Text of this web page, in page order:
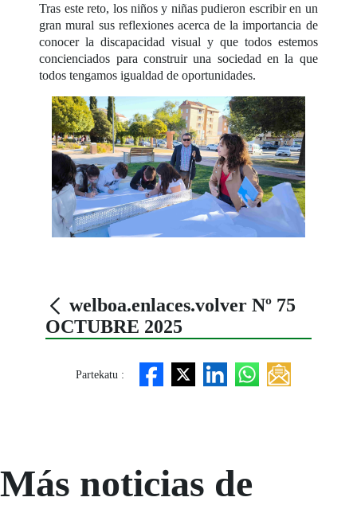
Tras este reto, los niños y niñas pudieron escribir en un
gran mural sus reflexiones acerca de la importancia de
conocer la discapacidad visual y que todos estemos
concienciados para construir una sociedad en la que
todos tengamos igualdad de oportunidades.
welboa.enlaces.volver Nº 75
OCTUBRE 2025
Partekatu :
Más noticias de